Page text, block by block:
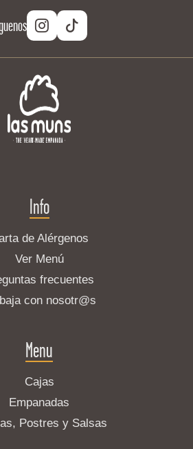
Info
de Alérgenos
Ver Menú
frecuentes
con nosotr@s
Menu
Cajas
Empanadas
Postres y Salsas